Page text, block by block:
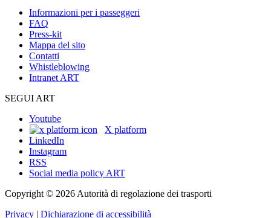
Informazioni per i passeggeri
FAQ
Press-kit
Mappa del sito
Contatti
Whistleblowing
Intranet ART
SEGUI ART
Youtube
X platform
LinkedIn
Instagram
RSS
Social media policy ART
Copyright © 2026 Autorità di regolazione dei trasporti
Privacy | Dichiarazione di accessibilità